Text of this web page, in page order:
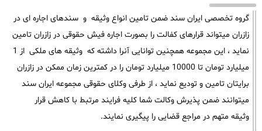
گروه تخصصی ایران سند ضمن تامین انواع وثیقه و سندهای اجاره ای در
زازران میتواند قرارهای کفالت را بصورت اجاره فیش حقوقی در زازران تامین
نماید ، این مجموعه همچنین توانایی آنرا داشته که وثیقه های ملکی از 1
میلیارد تومان تا 10000 میلیارد تومان را در کمترین زمان ممکن در زازران
برایتان تامین و تودیع نماید ، از طرفی وکلای حقوقی مجموعه ایران سند
میتوانند ضمن پذیرش وکالت شما کلیه فرایند مرتبط با کاهش قرار
وثیقه متهم در مراجع قضایی را پیگیری نمایند.